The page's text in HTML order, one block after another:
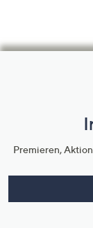
Premieren,